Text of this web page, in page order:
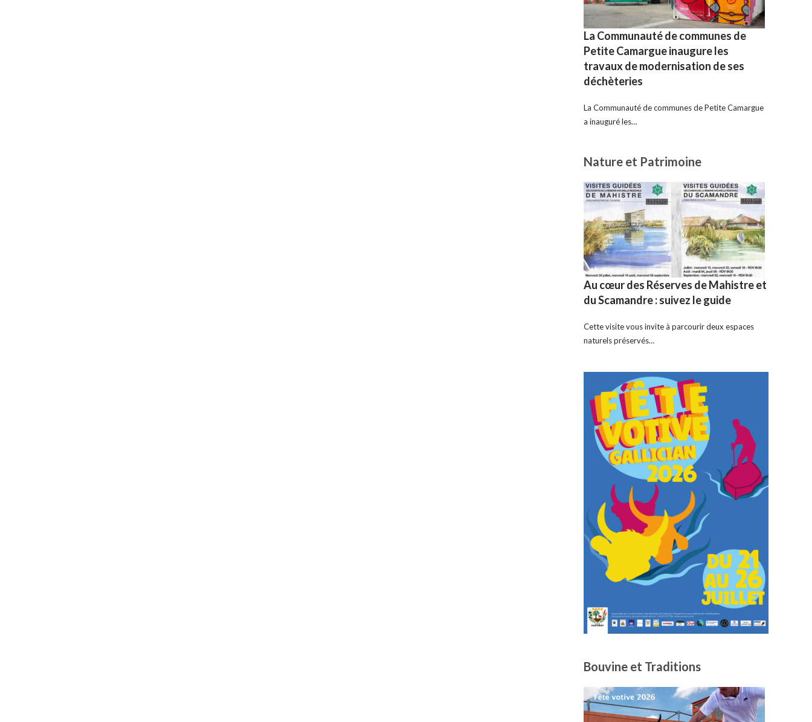
La Communauté de communes de
Petite Camargue inaugure les
travaux de modernisation de ses
déchèteries
La Communauté de communes de Petite Camargue
a inauguré les…
Nature et Patrimoine
Au cœur des Réserves de Mahistre et
du Scamandre : suivez le guide
Cette visite vous invite à parcourir deux espaces
naturels préservés…
Bouvine et Traditions